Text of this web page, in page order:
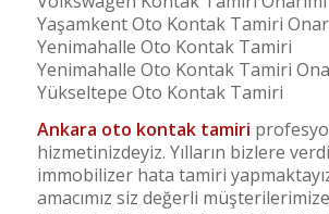
Yaşamkent Oto Kontak Tamiri
Yenimahalle Oto Kontak Tamiri
Yenimahalle Oto Kontak Tamiri
Yükseltepe Oto Kontak Tamiri
Ankara oto kontak tamiri
hizmetinizdeyiz. Yılların bizlere
immobilizer hata tamiri
amacımız siz değerli